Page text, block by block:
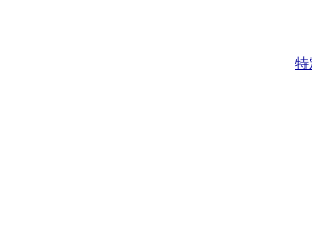
特